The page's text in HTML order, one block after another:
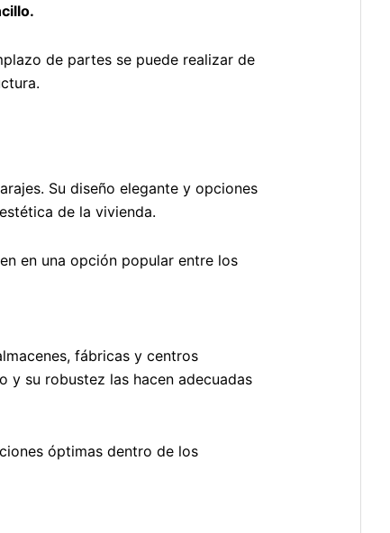
de partes se puede realizar de
Su diseño elegante y opciones
de la vivienda.
en una opción popular entre los
fábricas y centros
y su robustez las hacen adecuadas
óptimas dentro de los